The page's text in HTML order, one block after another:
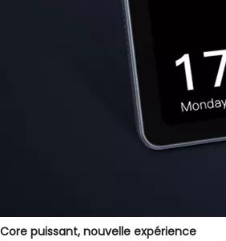
Core puissant, nouvelle expérience